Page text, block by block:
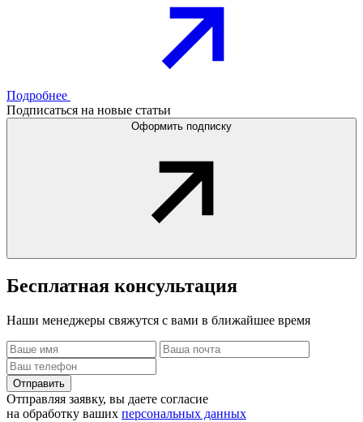
Подробнее
Подписаться на новые статьи
Оформить подписку
Бесплатная консультация
Наши менеджеры свяжутся с вами в ближайшее время
Отправить
Отправляя заявку, вы даете согласие
на обработку ваших персональных данных